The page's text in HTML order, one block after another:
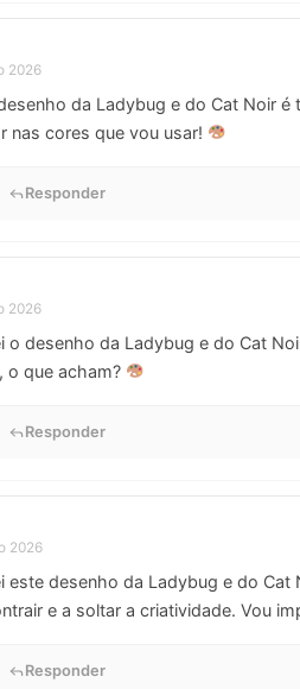
2026
da Ladybug e do Cat Noir
nas cores que vou usar!
Responder
2026
o desenho da Ladybug e do Cat
o que acham?
Responder
2026
este desenho da Ladybug e do Cat
e a soltar a criatividade. Vou
Responder